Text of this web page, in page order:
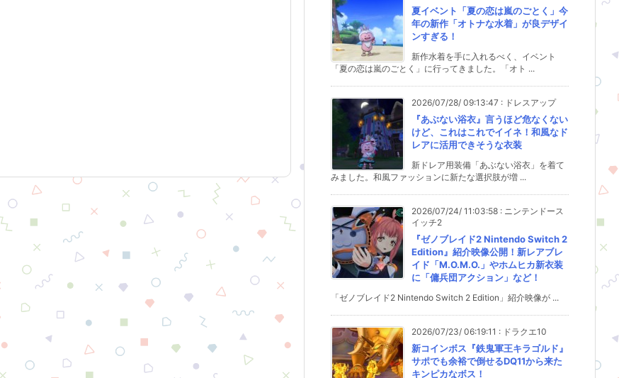
夏イベント「夏の恋は嵐のごとく」今
年の新作「オトナな水着」が良デザイ
ンすぎる！
新作水着を手に入れるべく、イベント
「夏の恋は嵐のごとく」に行ってきました。「オト ...
2026/07/28/ 09:13:47 : ドレスアップ
『あぶない浴衣』言うほど危なくない
けど、これはこれでイイネ！和風なド
レアに活用できそうな衣装
新ドレア用装備「あぶない浴衣」を着て
みました。和風ファッションに新たな選択肢が増 ...
2026/07/24/ 11:03:58 : ニンテンドース
イッチ2
『ゼノブレイド2 Nintendo Switch 2
Edition』紹介映像公開！新レアブレ
イド「M.O.M.O.」やホムヒカ新衣装
に「傭兵団アクション」など！
「ゼノブレイド2 Nintendo Switch 2 Edition」紹介映像が ...
2026/07/23/ 06:19:11 : ドラクエ10
新コインボス『鉄鬼軍王キラゴルド』
サポでも余裕で倒せるDQ11から来た
キンピカなボス！